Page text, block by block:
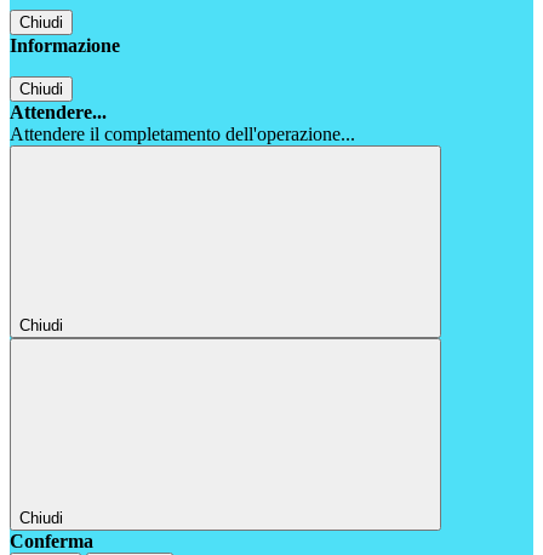
Chiudi
Informazione
Chiudi
Attendere...
Attendere il completamento dell'operazione...
Chiudi
Chiudi
Conferma